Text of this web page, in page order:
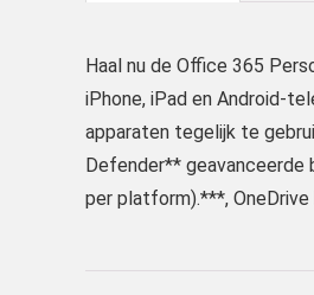
Haal nu de Office 365
iPhone, iPad en Android-
apparaten tegelijk te
Defender** geavanceerde
per platform).***,